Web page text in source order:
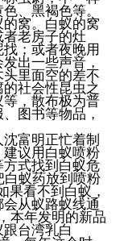
、黑褐色等。
窝。白蚁的窝
老房子的灶
；或者夜晚用
出一些声音，
里面空的差不
社会性昆虫之
，散布极为普
图书等物品，
富明正忙着制
议用白蚁喷粉
式找到白蚁危
蚁药放到喷粉
果看不到白蚁，
从蚁路蚁线通
本年发明的新品
台湾乳白